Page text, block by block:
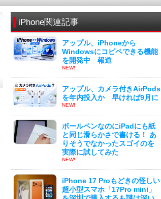
iPhone関連記事
アップル、iPhoneから
Windowsにコピペできる機能
を開発中 報道
NEW!
アップル、カメラ付きAirPods
を年内投入か 早ければ9月に
NEW!
ボールペンなのにiPadにも紙
と同じ滑らかさで書ける！ あ
りそうでなかったスゴイのを
実際に試してみた
NEW!
iPhone 17 Proもどきの怪しい
超小型スマホ「17Pro mini」